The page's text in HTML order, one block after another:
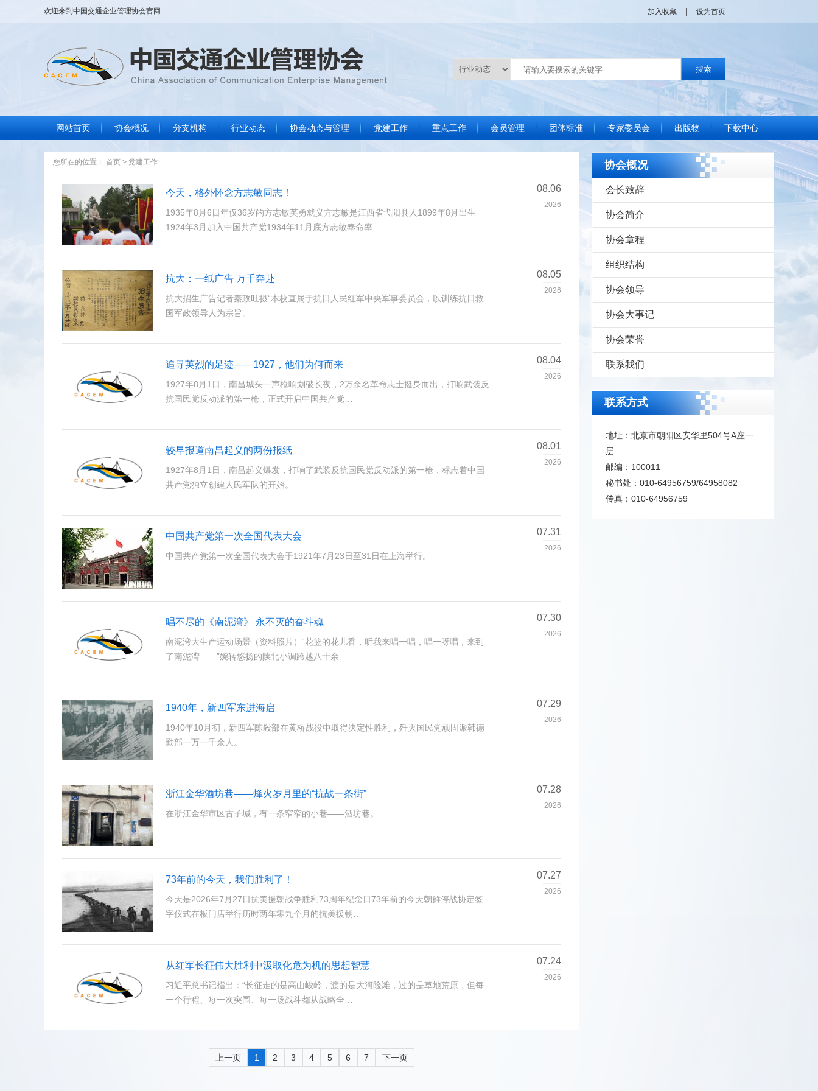
欢迎来到 中国交通企业管理协会官网 加入收藏 | 设为首页
网站首页 协会概况
协会简介
协会章程
组织结构
协会领导
协会大事记
协会荣誉
联系我们
分支机构 行业动态
行业要闻
标准规范
政策法规
信息服务
协会动态与管理
协会要闻
通知通告
数据统计
文件制度
党建工作 重点工作
品牌会议
品牌活动
法律服务
标准化评审服务
培训咨询
调研统计分析
会员管理
会员名录
协会副会长单位
常务理事单位
协会理事单位
协会会员单位
分支机构会员单位
会员风采
入会申请
团体标准
团体标准制定流程
协会标准化通讯
国家政策动态
协会发布标准查询
标准化良好行为声明
专家委员会
管理现代化成果委员会简介
专家库
专家视点
工作动态
出版物 下载中心
信用建设
您所在的位置： 首页 > 党建工作
今天，格外怀念方志敏同志！
1935年8月6日年仅36岁的方志敏英勇就义方志敏是江西省弋阳县人1899年8月出生
1924年3月加入中国共产党1934年11月底方志敏奉命率…
08.06
2026
抗大：一纸广告 万千奔赴
抗大招生广告记者秦政旺摄“本校直属于抗日人民红军中央军事委员会，以训练抗日救
国军政领导人为宗旨。
08.05
2026
追寻英烈的足迹——1927，他们为何而来
1927年8月1日，南昌城头一声枪响划破长夜，2万余名革命志士挺身而出，打响武装反
抗国民党反动派的第一枪，正式开启中国共产党…
08.04
2026
较早报道南昌起义的两份报纸
1927年8月1日，南昌起义爆发，打响了武装反抗国民党反动派的第一枪，标志着中国
共产党独立创建人民军队的开始。
08.01
2026
中国共产党第一次全国代表大会
中国共产党第一次全国代表大会于1921年7月23日至31日在上海举行。
07.31
2026
唱不尽的《南泥湾》 永不灭的奋斗魂
南泥湾大生产运动场景（资料照片）“花篮的花儿香，听我来唱一唱，唱一呀唱，来到
了南泥湾……”婉转悠扬的陕北小调跨越八十余…
07.30
2026
1940年，新四军东进海启
1940年10月初，新四军陈毅部在黄桥战役中取得决定性胜利，歼灭国民党顽固派韩德
勤部一万一千余人。
07.29
2026
浙江金华酒坊巷——烽火岁月里的“抗战一条街”
在浙江金华市区古子城，有一条窄窄的小巷——酒坊巷。
07.28
2026
73年前的今天，我们胜利了！
今天是2026年7月27日抗美援朝战争胜利73周年纪念日73年前的今天朝鲜停战协定签
字仪式在板门店举行历时两年零九个月的抗美援朝…
07.27
2026
从红军长征伟大胜利中汲取化危为机的思想智慧
习近平总书记指出：“长征走的是高山峻岭，渡的是大河险滩，过的是草地荒原，但每
一个行程、每一次突围、每一场战斗都从战略全…
07.24
2026
上一页 1 2 3 4 5 6 7 下一页
协会概况
会长致辞
协会简介
协会章程
组织结构
协会领导
协会大事记
协会荣誉
联系我们
联系方式
地址：北京市朝阳区安华里504号A座一
层
邮编：100011
秘书处：010-64956759/64958082
传真：010-64956759